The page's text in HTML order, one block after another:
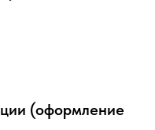
(оформление